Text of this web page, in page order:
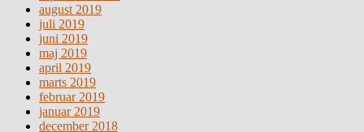
august 2019
juli 2019
juni 2019
maj 2019
april 2019
marts 2019
februar 2019
januar 2019
december 2018